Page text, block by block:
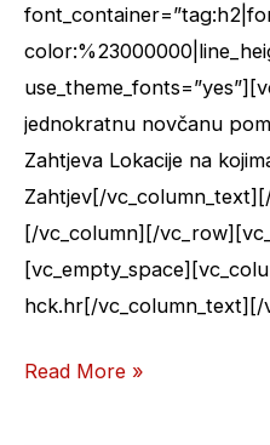
jednokratnu novčanu
Zahtjeva Lokacije na
Zahtjev[/
[/vc_column][/
hck.hr[/
Read More »